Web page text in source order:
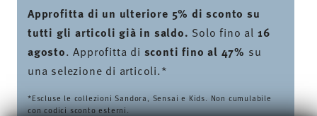
Approfitta di un ulteriore 5% di sconto su
tutti gli articoli già in saldo. Solo fino al 16
agosto. Approfitta di sconti fino al 47% su
una selezione di articoli.*
*Escluse le collezioni Sandora, Sensai e Kids. Non cumulabile
con codici sconto esterni.